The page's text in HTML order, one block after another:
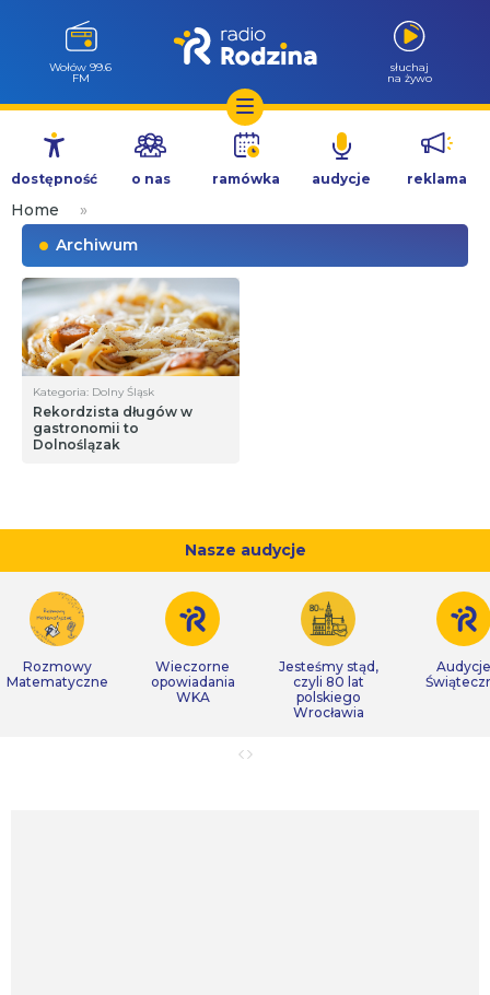
Przejdź
treści
Wołów 99.6
FM
słuchaj
na żywo
dostępność o nas ramówka audycje reklama
Home
»
Archiwum
Kategoria: Dolny Śląsk
Rekordzista długów w
gastronomii to
Dolnoślązak
Nasze audycje
Rozmowy
Matematyczne
Wieczorne
opowiadania
WKA
Jesteśmy stąd,
czyli 80 lat
polskiego
Wrocławia
Audycje